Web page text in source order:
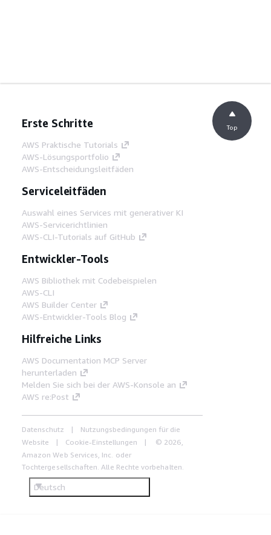
Erste Schritte
AWS Praktische Tutorials
AWS-Lösungsportfolio
AWS-Entscheidungsleitfäden
Serviceleitfäden
Auswahl eines Services mit generativer KI
AWS-Servicerichtlinien
AWS-CLI-Tutorials auf GitHub
Entwickler-Tools
AWS Bibliothek mit Codebeispielen
AWS-CLI
AWS Builder Center
AWS-Entwickler-Tools Blog
Hilfreiche Links
AWS Documentation MCP Server
herunterladen
Melden Sie sich bei der AWS-Konsole an
AWS re:Post
Datenschutz
Nutzungsbedingungen für die
Website
Cookie-Einstellungen
© 2026,
Amazon Web Services, Inc. oder
Tochtergesellschaften. Alle Rechte vorbehalten.
Deutsch
Top